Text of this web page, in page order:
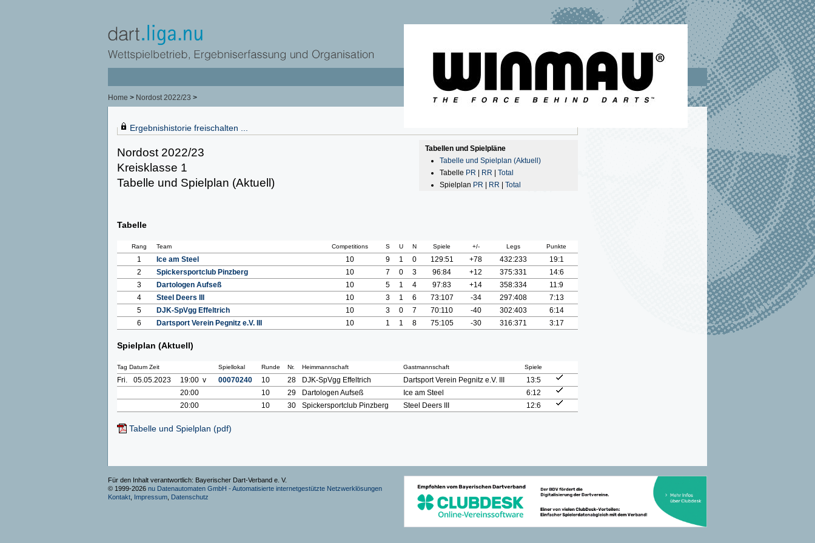
Home > Nordost 2022/23 >
Ergebnishistorie freischalten ...
Nordost 2022/23
Kreisklasse 1
Tabelle und Spielplan (Aktuell)
Tabellen und Spielpläne
Tabelle und Spielplan (Aktuell)
Tabelle PR RR
Total
Spielplan PR RR Total
Tabelle
Rang Team Competitions S U N Spiele +/- Legs Punkte
1 Ice am Steel 10 9 1 0 129:51 +78 432:233
19:1
2
Spickersportclub Pinzberg 10 7 0 3 96:84 +12 375:331
14:6
3
Dartologen Aufseß 10 5 1 4 97:83 +14 358:334
11:9
4
Steel Deers III 10 3 1 6 73:107 -34 297:408
7:13
5
DJK-SpVgg Effeltrich 10 3 0 7 70:110 -40 302:403
6:14
6
Dartsport Verein Pegnitz e.V. III 10 1 1 8 75:105 -30 316:371 3:17
Spielplan (Aktuell)
Tag Datum Zeit Spiellokal Runde Nr. Heimmannschaft Gastmannschaft Spiele
Fri. 05.05.2023 19:00 v 00070240 10 28 DJK-SpVgg Effeltrich Dartsport Verein Pegnitz e.V. III
13:5
20:00
10 29 Dartologen Aufseß Ice am Steel
6:12
20:00
10 30 Spickersportclub Pinzberg Steel Deers III 12:6
Tabelle und Spielplan (pdf)
Für den Inhalt verantwortlich: Bayerischer Dart-Verband e. V.
© 1999-2026 nu Datenautomaten GmbH - Automatisierte internetgestützte Netzwerklösungen
Kontakt Impressum Datenschutz